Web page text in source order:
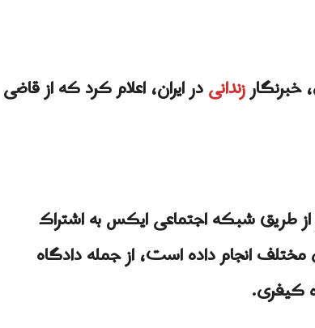
خبرنگارزندانیدر ایران، اعلام کرد که از قاضی
از طریق شبکه اجتماعی ایکس به اشتراک
انجام داده است، از جمله دادگاه
کیفری.